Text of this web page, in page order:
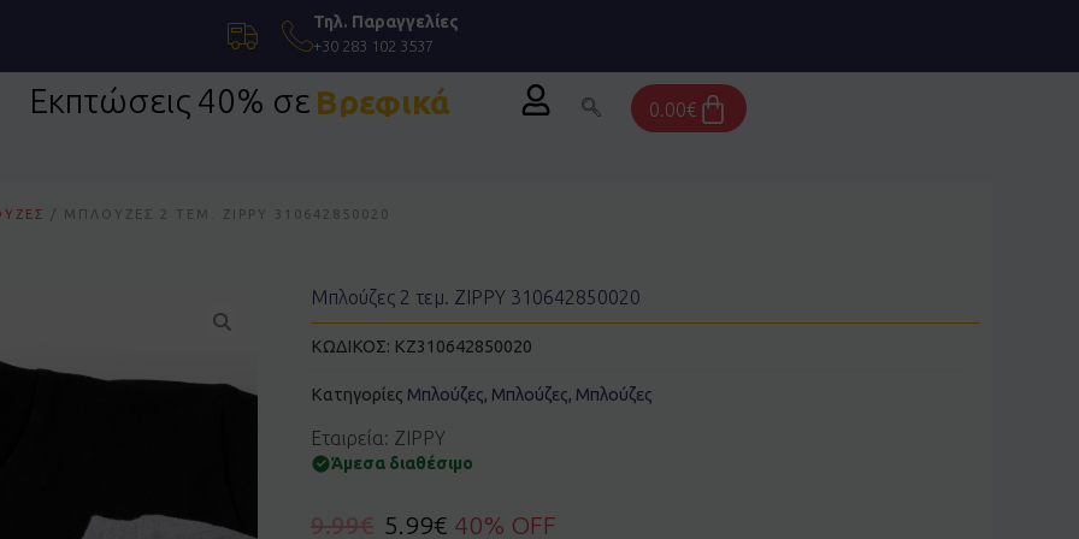
Τηλ. Παραγγελίες
+30 283 102 3537
Εκπτώσεις 40% σε 0.00€Cart
/ ΜΠΛΟΎΖΕΣ 2 ΤΕΜ. ZIPPY 310642850020
Μπλούζες 2 τεμ. ZIPPY 310642850020
ΚΩΔΙΚΟΣ: KZ310642850020
Κατηγορίες Μπλούζες, Μπλούζες, Μπλούζες
Εταιρεία: ZIPPY
Άμεσα διαθέσιμο
9.99€ 5.99€ 40% OFF